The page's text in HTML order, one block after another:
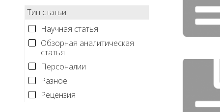
Тип статьи
Научная статья
Обзорная аналитическая
статья
Персоналии
Разное
Рецензия